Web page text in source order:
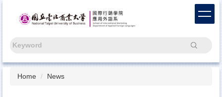
content
Search
Home News